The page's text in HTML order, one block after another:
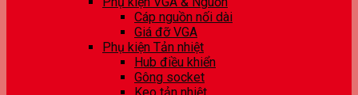
Cáp nguồn nối dài
Giá đỡ VGA
Phụ kiện Tản nhiệt
Hub điều khiển
Gông socket